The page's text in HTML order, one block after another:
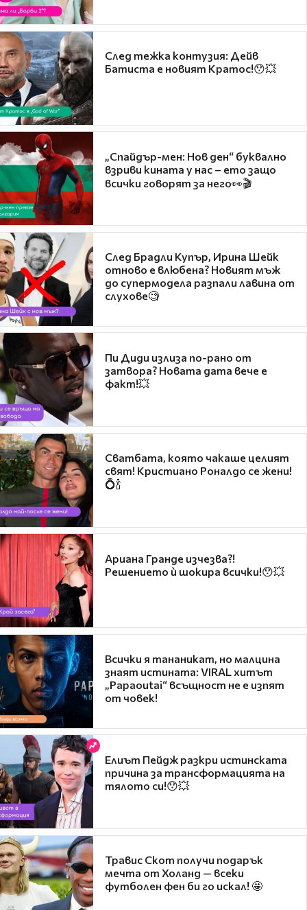
След тежка контузия: Дейв
Батиста е новият Кратос!😯💥
„Спайдър-мен: Нов ден“ буквално
взриви кината у нас – ето защо
всички говорят за него👀🎬
След Брадли Купър, Ирина Шейк
отново е влюбена? Новият мъж
до супермодела разпали лавина от
слухове🧐
Пи Диди излиза по-рано от
затвора? Новата дата вече е
факт!💥
Сватбата, която чакаше целият
свят! Кристиано Роналдо се жени!
💍🍾
Ариана Гранде изчезва?!
Решението ѝ шокира всички!😯💥
Всички я тананикат, но малцина
знаят истината: VIRAL хитът
„Papaoutai“ всъщност не е изпят
от човек!
Елиът Пейдж разкри истинската
причина за трансформацията на
тялото си!😯💥
Травис Скот получи подарък
мечта от Холанд — всеки
футболен фен би го искал! 🤩